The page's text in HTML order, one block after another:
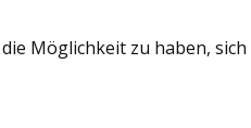
Möglichkeit zu haben,